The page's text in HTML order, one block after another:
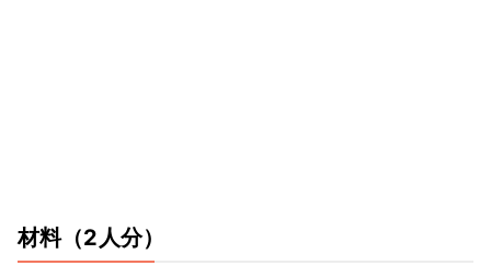
材料（2人分）